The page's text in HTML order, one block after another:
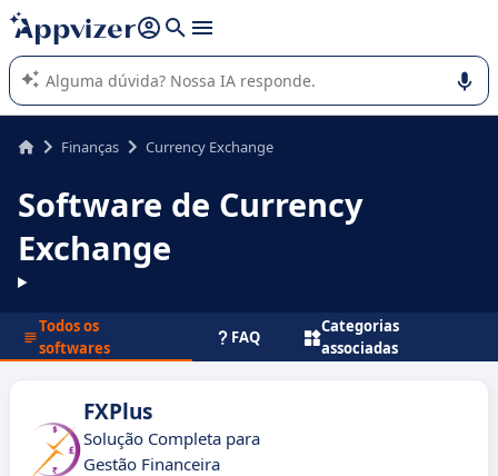
de nossa IA (várias linhas com
A IA do Appvizer o orienta no uso ou na seleção de software
SaaS para sua empresa.
Finanças Currency Exchange
Software de Currency
Exchange
Todos os
softwares
FAQ
Categorias
associadas
FXPlus
Solução Completa para
Gestão Financeira